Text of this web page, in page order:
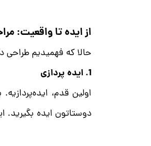
از ایده تا واقعیت:
حالا که فهمیدیم طراحی
1. ایده پردازی
اولین قدم،
دوستاتون ایده بگیرید.